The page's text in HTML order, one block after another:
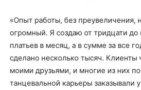
«Опыт работы, без преувеличения,
огромный. Я создаю от тридцати до
платьев в месяц, а в сумме за все
сделано несколько тысяч. Клиенты
моими друзьями, и многие из них
танцевальной карьеры заказывали